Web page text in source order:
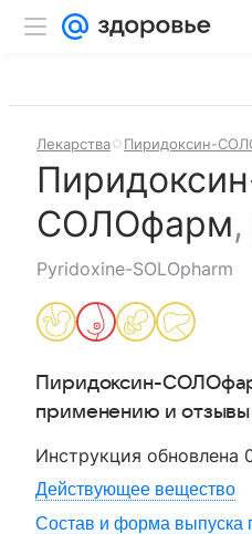
Лекарства Пиридоксин-
СОЛОфарм,
Pyridoxine-SOLOpharm
Пиридоксин-
применению и отзывы
Инструкция обновлена
Действующее вещество
Состав и форма выпуска